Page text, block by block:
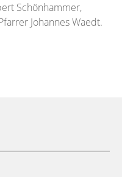
Schönhammer,
Johannes Waedt.